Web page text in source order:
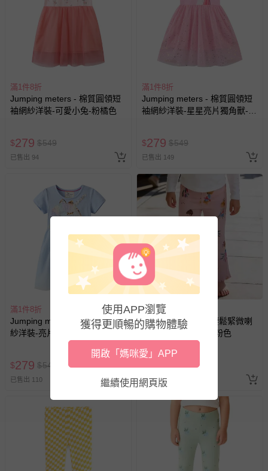
留商品未達活動門檻，將以原價計算，活動贈品亦需一併退
回。
部分商品依據消費者保護法的規定，不適用七天鑑賞期/猶
豫期範圍：
商品、食品等）。
客製化商品（例如客製生日書、姓名貼等）。
新費用）。
經消費者拆封之影音商品或電腦軟體（例如 DVD、CD
非以有形媒介提供之數位內容或一經提供即為完成之線
上服務，經消費者事先同意始提供（例如線上課程、遊
戲或活動點數等）。
已拆封之以下類型商品：
-個人衛生用品（例如尿布、貼身衣物、泳裝、襪子、地
墊、寢具類等）。
-新生兒親膚衣物（嬰幼兒包巾與背巾、包屁衣、學習
褲、紗布衣等）。
-接觸性孕哺產品（奶嘴、奶瓶、擠乳器、哺乳衣、托腹
帶束縛衣、餐搖椅等）。
-其他原廠盒裝商品封口處已貼上「不可拆封」，或具警
示字句等說明貼紙、封條者。
國際航空、客運、訂房等服務。
相關的退換貨辦理流程，可詳見：退換貨 & 退款問題
其他常見問題：
運送服務：目前提供的運送僅限台灣本島。如您位於離島地
區，可能會無法配送，或須依據商品需加收離島運費。廠商
亦保留出貨與否的權利。離島、偏遠地區、樓層親送等加價
滿1件8折
Jumping meters - 棉質圓領短
袖網紗洋裝-可愛小兔-粉橘色
$279 $549
已售出 94
滿1件8折
Jumping meters - 棉質圓領短
袖網紗洋裝-星星亮片獨角獸-粉
$279 $549
已售出 149
滿1件8折
Jumping meters - 圓領短袖網
紗洋裝-亮片獨角獸-藍色
$279 $549
已售出 110
滿1件8折
Jumping meters - 腰鬆緊微喇
叭內搭褲-摩登女孩-粉色
$199 $449
最新上架
使用APP瀏覽
獲得更順暢的購物體驗
開啟「媽咪愛」APP
繼續使用網頁版